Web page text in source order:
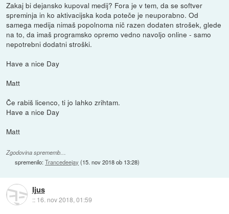
Zakaj bi dejansko kupoval medij? Fora je v tem, da se softver
spreminja in ko aktivacijska koda poteče je neuporabno. Od
samega medija nimaš popolnoma nič razen dodaten strošek, glede
na to, da imaš programsko opremo vedno navoljo online - samo
nepotrebni dodatni stroški.
Have a nice Day
Matt
Če rabiš licenco, ti jo lahko zrihtam.
Have a nice Day
Matt
Zgodovina sprememb…
spremenilo:Trancedeejay (15. nov 2018 ob 13:28)
Ijus
:: 16. nov 2018, 01:59